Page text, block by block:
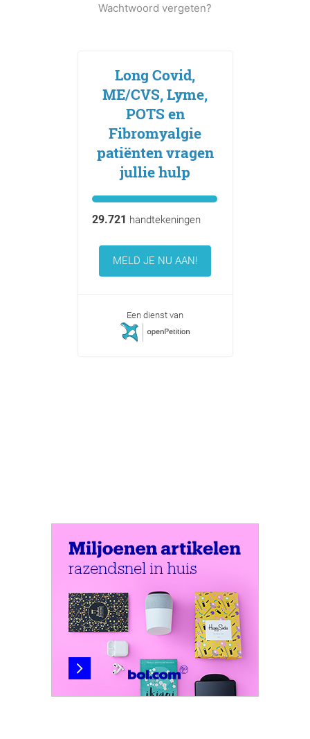
Wachtwoord vergeten?
Long Covid,
ME/CVS, Lyme,
POTS en
Fibromyalgie
patiënten vragen
jullie hulp
29.721 handtekeningen
MELD JE NU AAN!
Een dienst van